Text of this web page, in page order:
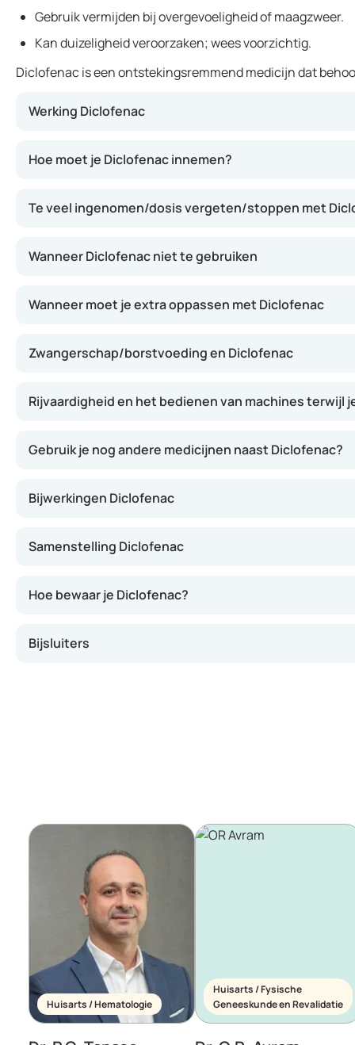
Gebruik vermijden bij overgevoeligheid of maagzweer.
Kan duizeligheid veroorzaken; wees voorzichtig.
Diclofenac is een ontstekingsremmend medicijn dat
Werking Diclofenac
Hoe moet je Diclofenac innemen?
Te veel ingenomen/dosis vergeten/stoppen met
Wanneer Diclofenac niet te gebruiken
Wanneer moet je extra oppassen met Diclofenac
Zwangerschap/borstvoeding en Diclofenac
Rijvaardigheid en het bedienen van machines terwijl
Gebruik je nog andere medicijnen naast Diclofenac?
Bijwerkingen Diclofenac
Samenstelling Diclofenac
Hoe bewaar je Diclofenac?
Bijsluiters
Huisarts / Hematologie
Huisarts / Fysische
Geneeskunde en Revalidatie